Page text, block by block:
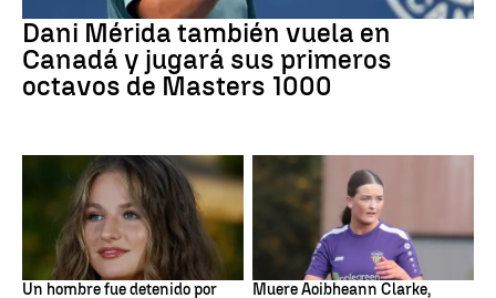
Dani Mérida también vuela en
Canadá y jugará sus primeros
octavos de Masters 1000
Mundial 2026
Un hombre fue detenido por
Muere Aoibheann Clarke,